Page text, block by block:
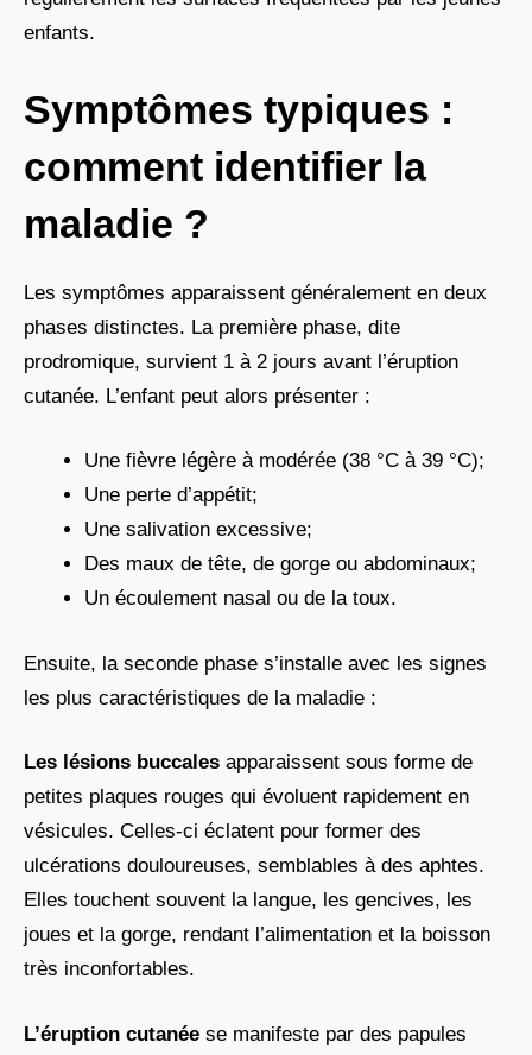
enfants.
Symptômes typiques :
comment identifier la
maladie ?
Les symptômes apparaissent généralement en deux
phases distinctes. La première phase, dite
prodromique, survient 1 à 2 jours avant l’éruption
cutanée. L’enfant peut alors présenter :
Une fièvre légère à modérée (38 °C à 39 °C);
Une perte d’appétit;
Une salivation excessive;
Des maux de tête, de gorge ou abdominaux;
Un écoulement nasal ou de la toux.
Ensuite, la seconde phase s’installe avec les signes
les plus caractéristiques de la maladie :
Les lésions buccales apparaissent sous forme de
petites plaques rouges qui évoluent rapidement en
vésicules. Celles-ci éclatent pour former des
ulcérations douloureuses, semblables à des aphtes.
Elles touchent souvent la langue, les gencives, les
joues et la gorge, rendant l’alimentation et la boisson
très inconfortables.
L’éruption cutanée se manifeste par des papules